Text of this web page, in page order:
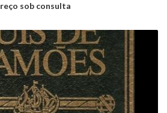
sob consulta